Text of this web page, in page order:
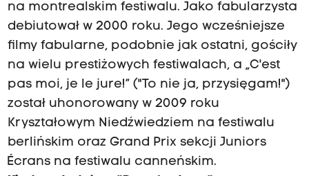
na montrealskim festiwalu. Jako fabularzysta
debiutował w 2000 roku. Jego wcześniejsze
filmy fabularne, podobnie jak ostatni, gościły
na wielu prestiżowych festiwalach, a „C'est
pas moi, je le jure!” ("To nie ja, przysięgam!")
został uhonorowany w 2009 roku
Kryształowym Niedźwiedziem na festiwalu
berlińskim oraz Grand Prix sekcji Juniors
Écrans na festiwalu canneńskim.